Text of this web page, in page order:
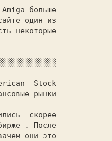
больше
один из
некоторые
Stock
рынки
скорее
. После
они это